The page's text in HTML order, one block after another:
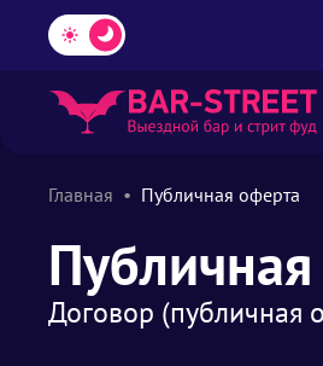
Главная Публичная оферта
Договор (публичная